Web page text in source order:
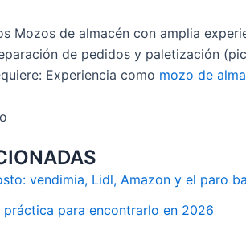
Mozos de almacén con amplia
de pedidos y paletización
Experiencia como mozo de
vendimia, Lidl, Amazon y el paro
para encontrarlo en 2026